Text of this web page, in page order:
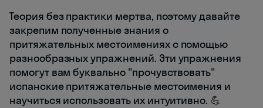
Теория без практики мертва, поэтому давайте
закрепим полученные знания о
притяжательных местоимениях с помощью
разнообразных упражнений. Эти упражнения
помогут вам буквально "прочувствовать"
испанские притяжательные местоимения и
научиться использовать их интуитивно. 💪